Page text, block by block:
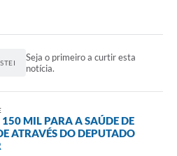
Seja o primeiro a curtir esta
notícia.
MIL PARA A SAÚDE DE
ATRAVÉS DO DEPUTADO